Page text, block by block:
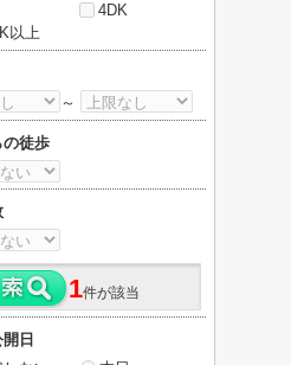
4DK
以上
～
の徒歩
1件が該当
日